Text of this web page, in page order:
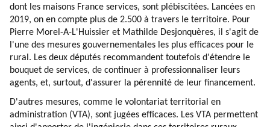
dont les maisons France services, sont plébiscitées. Lancées en
2019, on en compte plus de 2.500 à travers le territoire. Pour
Pierre Morel-A-L'Huissier et Mathilde Desjonquères, il s'agit de
l'une des mesures gouvernementales les plus efficaces pour le
rural. Les deux députés recommandent toutefois d'étendre le
bouquet de services, de continuer à professionnaliser leurs
agents, et, surtout, d'assurer la pérennité de leur financement.
D'autres mesures, comme le volontariat territorial en
administration (VTA), sont jugées efficaces. Les VTA permettent